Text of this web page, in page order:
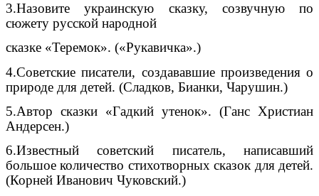
3.Назовите украинскую сказку, созвучную по
сюжету русской народной
сказке «Теремок». («Рукавичка».)
4.Советские писатели, создававшие произведения о
природе для детей. (Сладков, Бианки, Чарушин.)
5.Автор сказки «Гадкий утенок». (Ганс Христиан
Андерсен.)
6.Известный советский писатель, написавший
большое количество стихотворных сказок для детей.
(Корней Иванович Чуковский.)